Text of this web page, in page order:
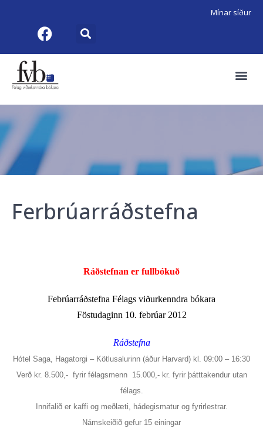
Mínar síður
Ferbrúarráðstefna
Ráðstefnan er fullbókuð
Febrúarráðstefna Félags viðurkenndra bókara
Föstudaginn 10. febrúar 2012
Ráðstefna
Hótel Saga, Hagatorgi – Kötlusalurinn (áður Harvard) kl. 09:00 – 16:30
Verð kr. 8.500,- fyrir félagsmenn 15.000,- kr. fyrir þátttakendur utan
félags.
Innifalið er kaffi og meðlæti, hádegismatur og fyrirlestrar.
Námskeiðið gefur 15 einingar